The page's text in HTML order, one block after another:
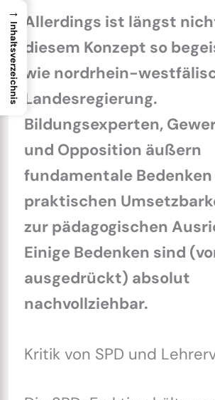
Allerdings ist längst
diesem Konzept so
wie nordrhein-
Landesregierung.
Bildungsexperten,
und Opposition äußern
fundamentale
praktischen
zur pädagogischen
Einige Bedenken sind
ausgedrückt) absolut
nachvollziehbar.
Kritik von SPD und
→
Inhaltsverzeichnis